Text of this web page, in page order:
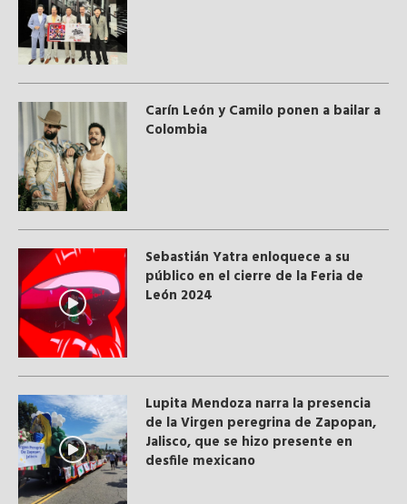
Carín León y Camilo ponen a bailar a
Colombia
Sebastián Yatra enloquece a su
público en el cierre de la Feria de
León 2024
Lupita Mendoza narra la presencia
de la Virgen peregrina de Zapopan,
Jalisco, que se hizo presente en
desfile mexicano